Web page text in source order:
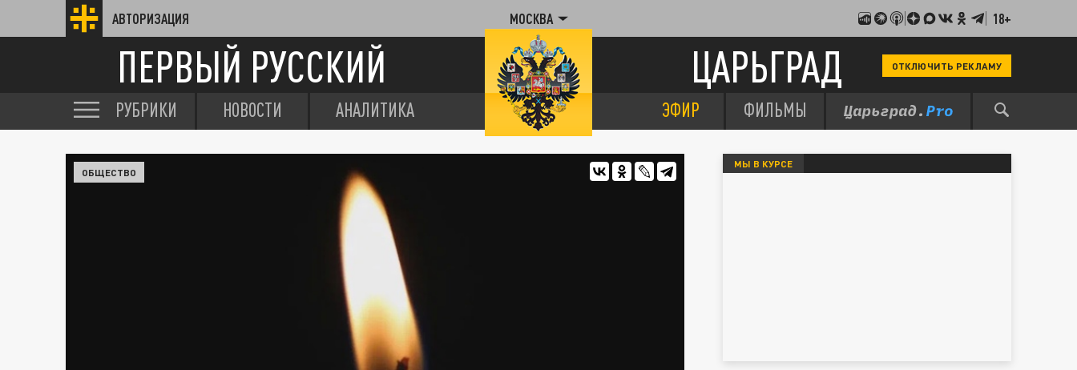
АВТОРИЗАЦИЯ МОСКВА 18+
ПЕРВЫЙ РУССКИЙ ЦАРЬГРАД ОТКЛЮЧИТЬ РЕКЛАМУ
РУБРИКИ НОВОСТИ АНАЛИТИКА ЭФИР ФИЛЬМЫ
ОБЩЕСТВО
МЫ В КУРСЕ